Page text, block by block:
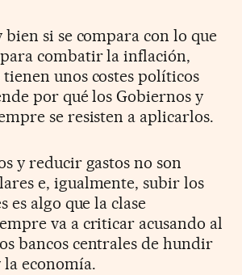
bien si se compara con lo que
combatir la inflación,
tienen unos costes políticos
por qué los Gobiernos y
se resisten a aplicarlos.
y reducir gastos no son
e, igualmente, subir los
es algo que la clase
va a criticar acusando al
bancos centrales de hundir
la economía.